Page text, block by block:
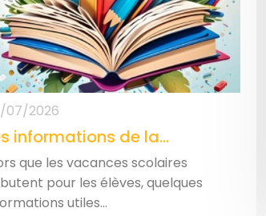
07/2026
informations de la...
que les vacances scolaires
pour les élèves, quelques
utiles...